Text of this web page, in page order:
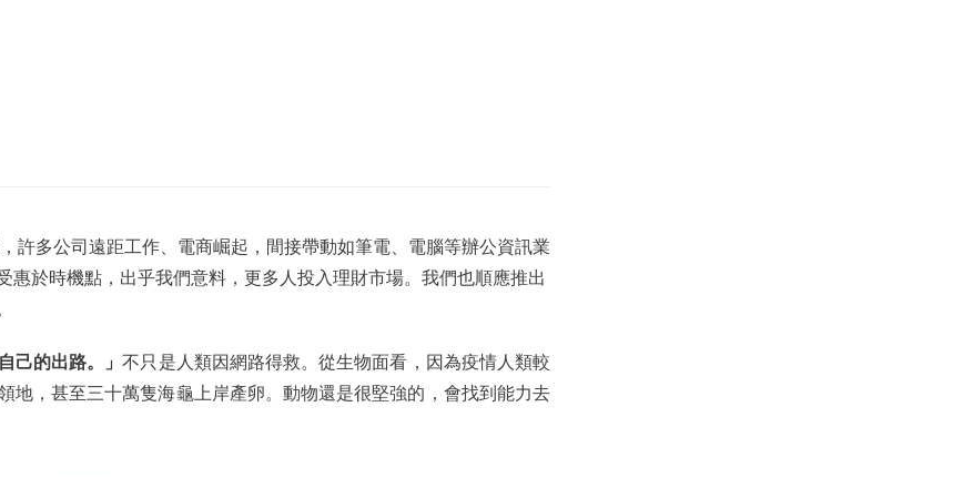
許多公司遠距工作、電商崛起，間接帶動如筆電、電腦等辦公資訊業
惠於時機點，出乎我們意料，更多人投入理財市場。我們也順應推出
己的出路。」不只是人類因網路得救。從生物面看，因為疫情人類較
地，甚至三十萬隻海龜上岸產卵。動物還是很堅強的，會找到能力去